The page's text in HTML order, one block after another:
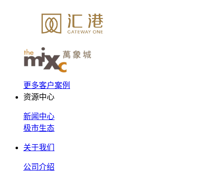
更多客户案例
资源中心
新闻中心
极市生态
关于我们
公司介绍